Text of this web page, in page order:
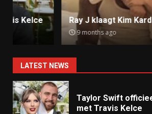
Ray J klaagt Kim Kardashian aan
9 months ago
LATEST NEWS
Taylor Swift
met Travis Kelce